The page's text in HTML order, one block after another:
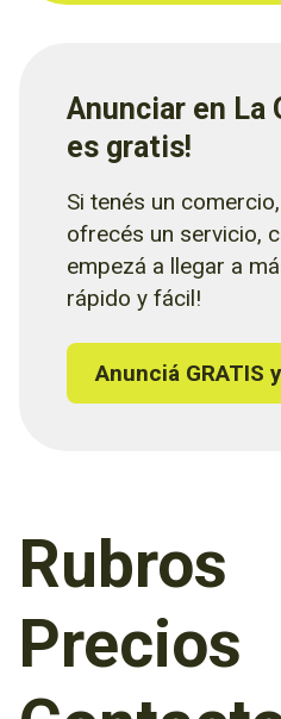
Anunciar en La
es gratis!
Si tenés un
ofrecés un servicio,
empezá a llegar a
rápido y fácil!
Anunciá GRATIS
Rubros
Precios